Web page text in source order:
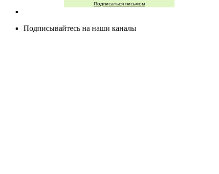
Подписаться письмом
Подписывайтесь на наши каналы